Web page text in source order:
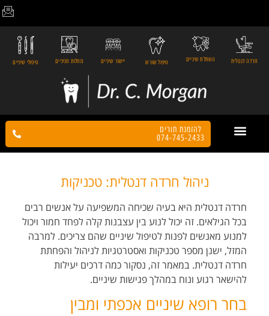
חרדה דנטלית השתלת שיניים טיפול שורש יישור שיניים מחלות חניכיים טיפולי שיניים
להזמנת תורים
074-745-2433
ניהול חרדה דנטלית: טכניקות
חרדה דנטלית היא בעיה שכיחה המשפיעה על אנשים רבים
בכל הגילאים. זה יכול לנוע בין עצבנותקלה לפחד חמור ויכול
למנוע מאנשים לפנות לטיפול שיניים שהם צריכים. למרבה
המזל, ישנן מספר טכניקות ואסטרטגיות לניהול והפחתת
חרדה דנטלית. במאמר זה, נסקור כמה דרכים יעילות
להישאר רגוע ונוח במהלך פגישות שיניים.
בחר רופא שיניים אכפתי ומבין